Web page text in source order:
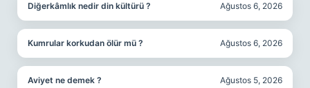
Diğerkâmlık nedir din kültürü ? Ağustos 6, 2026
Kumrular korkudan ölür mü ? Ağustos 6, 2026
Aviyet ne demek ? Ağustos 5, 2026